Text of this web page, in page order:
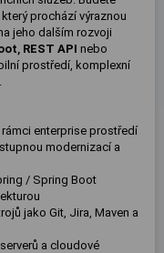
prochází výraznou
jeho dalším rozvoji
REST API nebo
prostředí, komplexní
enterprise prostředí
modernizací a
/ Spring Boot
jako Git, Jira, Maven a
a cloudové